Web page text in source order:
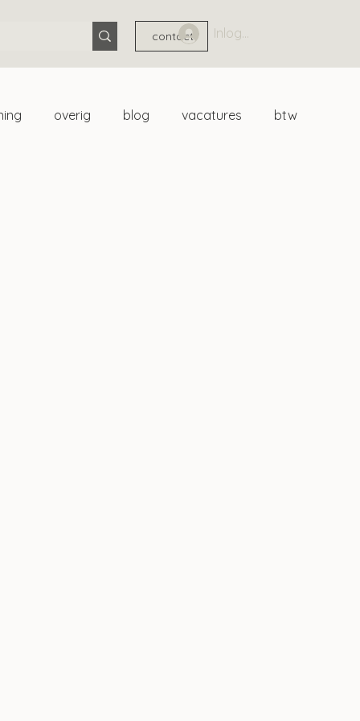
contact Inloggen
overig blog vacatures btw